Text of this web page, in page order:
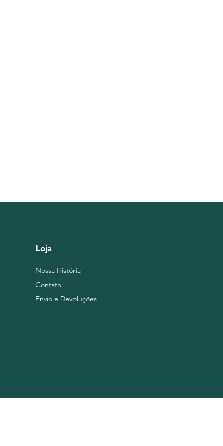
Loja
Nossa História
Contato
Envio e Devoluções